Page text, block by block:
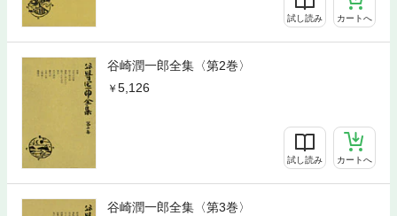
試し読み カートへ
谷崎潤一郎全集〈第2巻〉
5,126
試し読み カートへ
谷崎潤一郎全集〈第3巻〉